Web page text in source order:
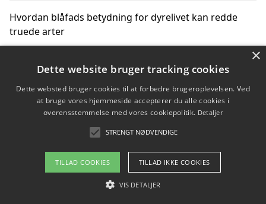
Hvordan blåfads betydning for dyrelivet kan redde
truede arter
Hvordan kan gaver til unge voksne støtte bevarelsen
Copyright 2026 - Pilanto Aps
Om / kontakt
Blog Betingelser
×
Dette website bruger tracking cookies
Dette websted bruger cookies til at forbedre brugeroplevelsen. Ved
at bruge vores hjemmeside accepterer du alle cookies i
overensstemmelse med vores cookiepolitik. Detaljer
STRENGT NØDVENDIGE
TILLAD COOKIES TILLAD IKKE COOKIES
VIS DETALJER